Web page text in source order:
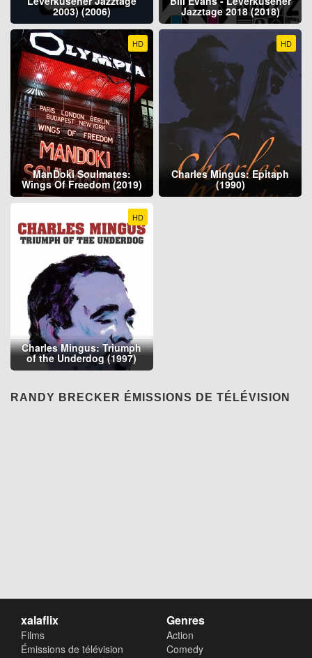
2003) (2006) Jazztage 2018 (2018)
HD
ManDoki Soulmates:
Wings Of Freedom (2019)
HD
Charles Mingus: Epitaph
(1990)
HD
Charles Mingus: Triumph
of the Underdog (1997)
RANDY BRECKER ÉMISSIONS DE TÉLÉVISION
xalaflix
Films
Émissions de télévision
Genres
Action
Comedy